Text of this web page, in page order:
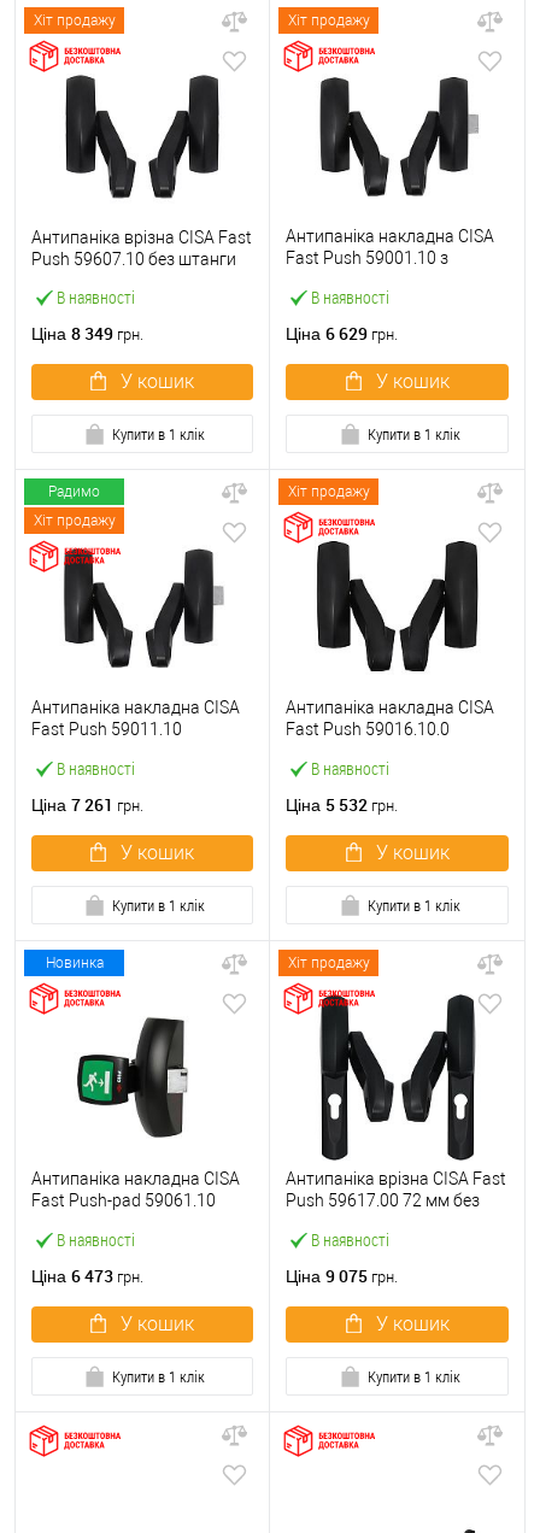
Хіт продажу
В наявності
Антипаніка врізна CISA Fast
Push 59607.10 без штанги
Ціна 8 349 грн.
У кошик
Купити в 1 клік
Хіт продажу
В наявності
Антипаніка накладна CISA
Fast Push 59001.10 з
Ціна 6 629 грн.
У кошик
Купити в 1 клік
Радимо
Хіт продажу
В наявності
Антипаніка накладна CISA
Fast Push 59011.10
штанги
Ціна 7 261 грн.
У кошик
Купити в 1 клік
Хіт продажу
В наявності
Антипаніка накладна CISA
Fast Push 59016.10.0
штанги
Ціна 5 532 грн.
У кошик
Купити в 1 клік
Новинка
В наявності
Антипаніка накладна CISA
Fast Push-pad 59061.10
Ціна 6 473 грн.
У кошик
Купити в 1 клік
Хіт продажу
В наявності
Антипаніка врізна CISA Fast
Push 59617.00 72 мм без
Ціна 9 075 грн.
У кошик
Купити в 1 клік